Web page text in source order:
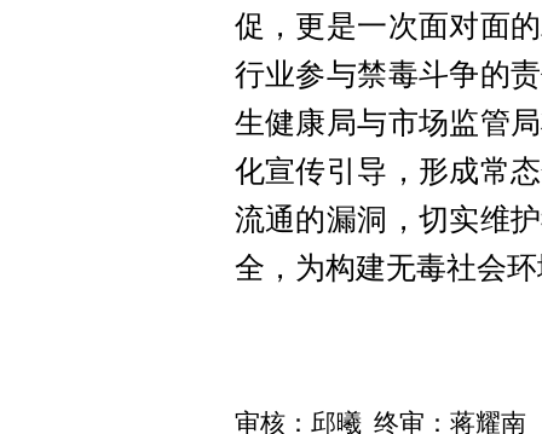
促，更是一次面对面
行业参与禁毒斗争的
生健康局与市场监管
化宣传引导，形成常
流通的漏洞，切实维
全，为构建无毒社会
审核：邱曦 终审：蒋耀南